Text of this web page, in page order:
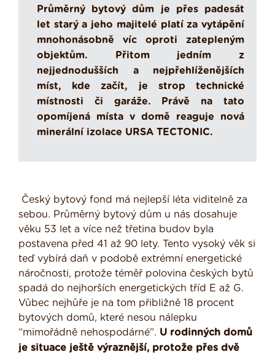
Průměrný bytový dům je přes padesát
let starý a jeho majitelé platí za vytápění
mnohonásobně víc oproti zatepleným
objektům. Přitom jedním z
nejjednodušších a nejpřehlíženějších
míst, kde začít, je strop technické
místnosti či garáže. Právě na tato
opomíjená místa v domě reaguje nová
minerální izolace URSA TECTONIC.
Český bytový fond má nejlepší léta viditelně za
sebou. Průměrný bytový dům u nás dosahuje
věku 53 let a více než třetina budov byla
postavena před 41 až 90 lety. Tento vysoký věk si
teď vybírá daň v podobě extrémní energetické
náročnosti, protože téměř polovina českých bytů
spadá do nejhorších energetických tříd E až G.
Vůbec nejhůře je na tom přibližně 18 procent
bytových domů, které nesou nálepku
“mimořádně nehospodárné”. U rodinných domů
je situace ještě výraznější, protože přes dvě